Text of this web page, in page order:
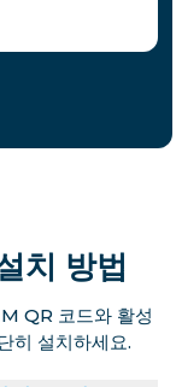
치 방법
QR 코드와 활성
히 설치하세요.